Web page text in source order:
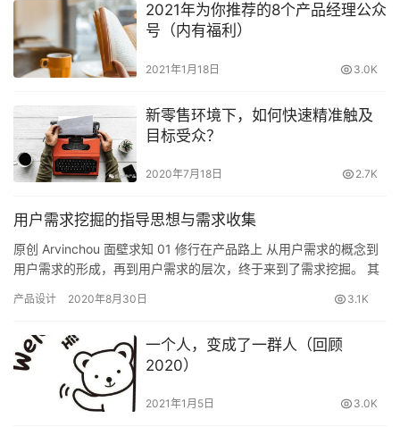
2021年为你推荐的8个产品经理公众
号（内有福利）
2021年1月18日 3.0K
新零售环境下，如何快速精准触及
目标受众？
2020年7月18日 2.7K
用户需求挖掘的指导思想与需求收集
原创 Arvinchou 面壁求知 01 修行在产品路上 从用户需求的概念到
用户需求的形成，再到用户需求的层次，终于来到了需求挖掘。 其
产品设计 2020年8月30日 3.1K
一个人，变成了一群人（回顾
2020）
2021年1月5日 3.0K